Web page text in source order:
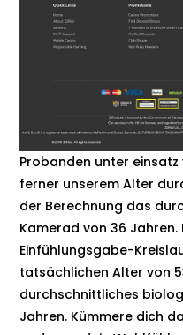
Probanden unter
ferner unserem Alter
der Berechnung das
Kamerad von 36
Einfühlungsgabe-
tatsächlichen Alter von
durchschnittliches
Jahren. Kümmere dich